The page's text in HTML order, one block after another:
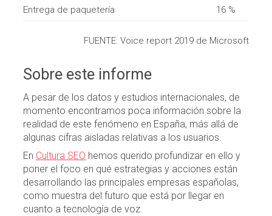
Entrega de paquetería 16 %
FUENTE: Voice report 2019 de Microsoft
Sobre este informe
A pesar de los datos y estudios internacionales, de
momento encontramos poca información sobre la
realidad de este fenómeno en España, más allá de
algunas cifras aisladas relativas a los usuarios.
En Cultura SEO hemos querido profundizar en ello y
poner el foco en qué estrategias y acciones están
desarrollando las principales empresas españolas,
como muestra del futuro que está por llegar en
cuanto a tecnología de voz.